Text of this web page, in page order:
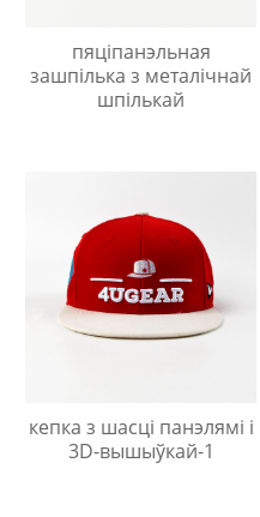
пяціпанэльная
зашпілька з металічнай
шпількай
кепка з шасці панэлямі і
3D-вышыўкай-1